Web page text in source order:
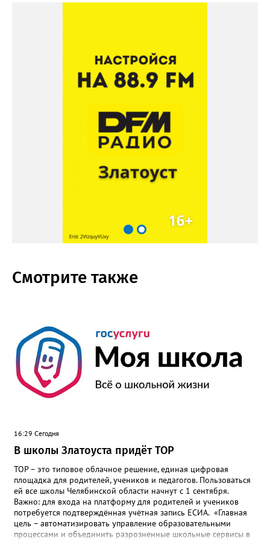
Смотрите также
16:29 Сегодня
В школы Златоуста придёт ТОР
ТОР – это типовое облачное решение, единая цифровая
площадка для родителей, учеников и педагогов. Пользоваться
ей все школы Челябинской области начнут с 1 сентября.
Важно: для входа на платформу для родителей и учеников
потребуется подтверждённая учётная запись ЕСИА. «Главная
цель – автоматизировать управление образовательными
процессами и объединить разрозненные школьные сервисы в